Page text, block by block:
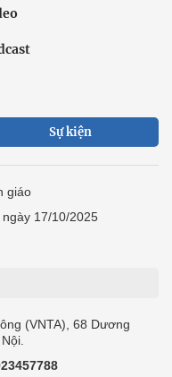
Sự kiện
giáo
17/10/2025
(VNTA), 68 Dương